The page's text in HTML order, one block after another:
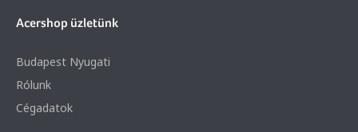
Acershop üzletünk
Budapest Nyugati
Rólunk
Cégadatok